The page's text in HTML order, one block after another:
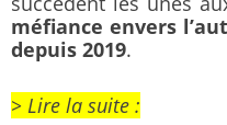
méfiance envers
depuis 2019.
> Lire la suite :